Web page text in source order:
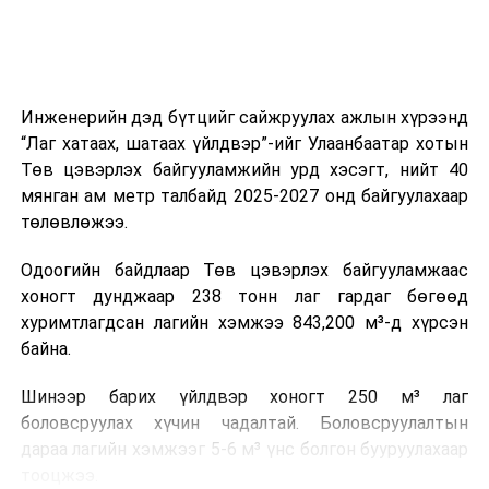
өдөр тутмын ажлын бэлэн байдлыг хангах зэрэг
практик ур чадварыг сургалтын хөтөлбөрт тусгажээ.
Сургалтыг танилцуулах лекц, асуулт-хариулт,
жишээнд суурилсан сургалт, багаар ажиллах дасгал,
танилцах, онцгой нөхцөлд ажиллах дадлага зэрэг
онол, практик хосолсон хэлбэрээр зохион байгуулж
байна.
зохион байгуулах Үндэсний хорооны Ажлын алба,
Нийслэлийн тээврийн газар, Автотээврийн үндэсний
төв болон Тээврийн цагдаагийн албаны холбогдох
Инженерийн дэд бүтцийг сайжруулах ажлын хүрээнд
“Лаг хатаах, шатаах үйлдвэр”-ийг Улаанбаатар хотын
Төв цэвэрлэх байгууламжийн урд хэсэгт, нийт 40
мянган ам метр талбайд 2025-2027 онд байгуулахаар
төлөвлөжээ.
Одоогийн байдлаар Төв цэвэрлэх байгууламжаас
хоногт дунджаар 238 тонн лаг гардаг бөгөөд
хуримтлагдсан лагийн хэмжээ 843,200 м³-д хүрсэн
байна.
Шинээр барих үйлдвэр хоногт 250 м³ лаг
боловсруулах хүчин чадалтай. Боловсруулалтын
дараа лагийн хэмжээг 5-6 м³ үнс болгон бууруулахаар